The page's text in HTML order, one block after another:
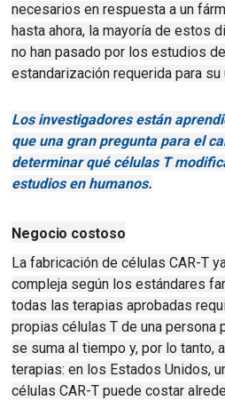
necesarios en respuesta a un
hasta ahora, la mayoría de estos
no han pasado por los estudios
estandarización requerida para
Los investigadores están
que una gran pregunta para el
determinar qué células T
estudios en humanos.
Negocio costoso
La fabricación de células CAR-T
compleja según los estándares
todas las terapias aprobadas
propias células T de una persona
se suma al tiempo y, por lo tanto,
terapias: en los Estados Unidos,
células CAR-T puede costar